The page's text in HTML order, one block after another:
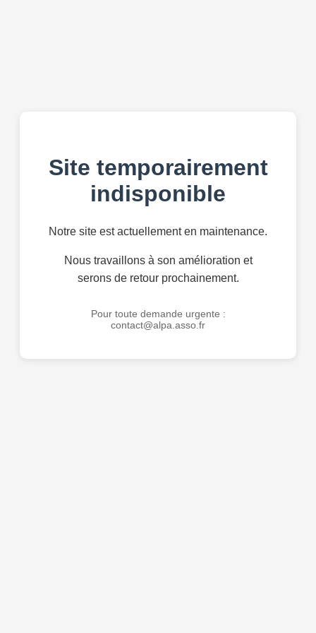
Site temporairement
indisponible
Notre site est actuellement en maintenance.
Nous travaillons à son amélioration et
serons de retour prochainement.
Pour toute demande urgente :
contact@alpa.asso.fr